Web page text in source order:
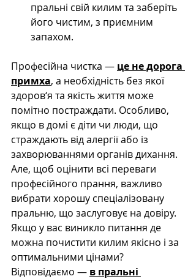
пральні свій килим та заберіть
його чистим, з приємним
запахом.
Професійна чистка — це не дорога
примха, а необхідність без якої
здоров‘я та якість життя може
помітно постраждати. Особливо,
якщо в домі є діти чи люди, що
страждають від алергії або із
захворюваннями органів дихання.
Але, щоб оцінити всі переваги
професійного прання, важливо
вибрати хорошу спеціалізовану
пральню, що заслуговує на довіру.
Якщо у вас виникло питання де
можна почистити килим якісно і за
оптимальними цінами?
Відповідаємо — в пральні